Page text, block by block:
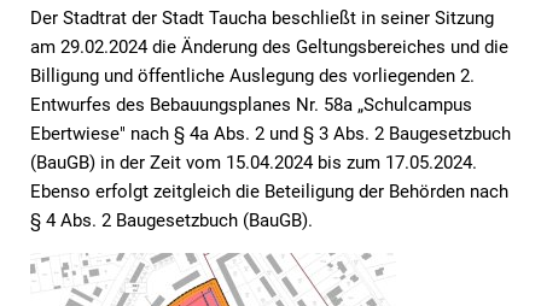
Der Stadtrat der Stadt Taucha beschließt in seiner Sitzung
am 29.02.2024 die Änderung des Geltungsbereiches und die
Billigung und öffentliche Auslegung des vorliegenden 2.
Entwurfes des Bebauungsplanes Nr. 58a „Schulcampus
Ebertwiese" nach § 4a Abs. 2 und § 3 Abs. 2 Baugesetzbuch
(BauGB) in der Zeit vom 15.04.2024 bis zum 17.05.2024.
Ebenso erfolgt zeitgleich die Beteiligung der Behörden nach
§ 4 Abs. 2 Baugesetzbuch (BauGB).